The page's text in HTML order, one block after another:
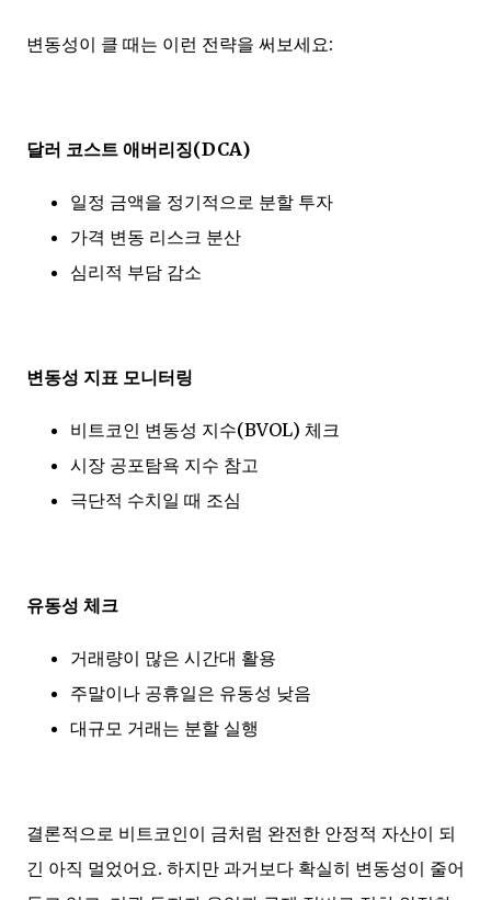
변동성이 클 때는 이런 전략을 써보세요:
달러 코스트 애버리징(DCA)
일정 금액을 정기적으로 분할 투자
가격 변동 리스크 분산
심리적 부담 감소
변동성 지표 모니터링
비트코인 변동성 지수(BVOL) 체크
시장 공포탐욕 지수 참고
극단적 수치일 때 조심
유동성 체크
거래량이 많은 시간대 활용
주말이나 공휴일은 유동성 낮음
대규모 거래는 분할 실행
결론적으로 비트코인이 금처럼 완전한 안정적 자산이 되
긴 아직 멀었어요. 하지만 과거보다 확실히 변동성이 줄어